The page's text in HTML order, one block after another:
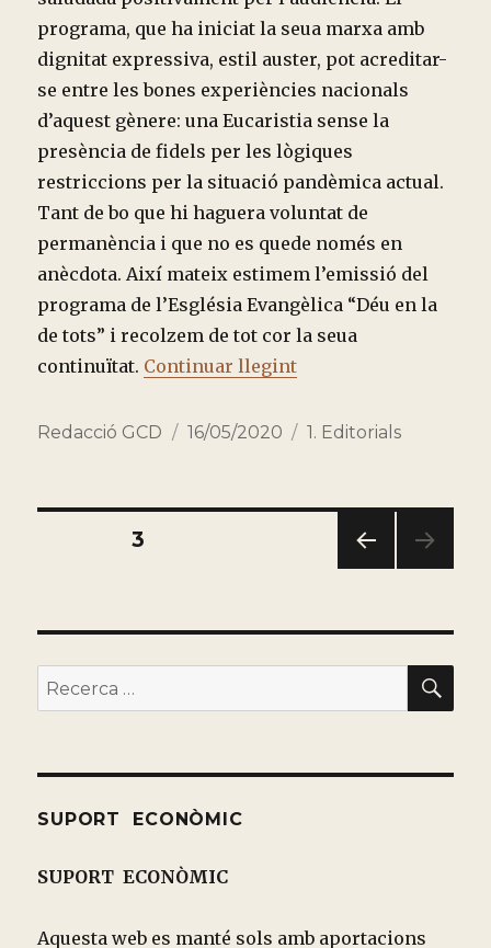
programa, que ha iniciat la seua marxa amb
dignitat expressiva, estil auster, pot acreditar-
se entre les bones experiències nacionals
d’aquest gènere: una Eucaristia sense la
presència de fidels per les lògiques
restriccions per la situació pandèmica actual.
Tant de bo que hi haguera voluntat de
permanència i que no es quede només en
anècdota. Així mateix estimem l’emissió del
programa de l’Església Evangèlica “Déu en la
de tots” i recolzem de tot cor la seua
continuïtat. Continuar llegint“Déu també parla en
Autor
Redacció GCD
Publicado
16/05/2020 Categorías
1. Editorials
Paginación
entradas
ERIO
R
PÁGINA3
Buscar
por:
SUPORT ECONÒMIC
SUPORT ECONÒMIC
Aquesta web es manté sols amb aportacions